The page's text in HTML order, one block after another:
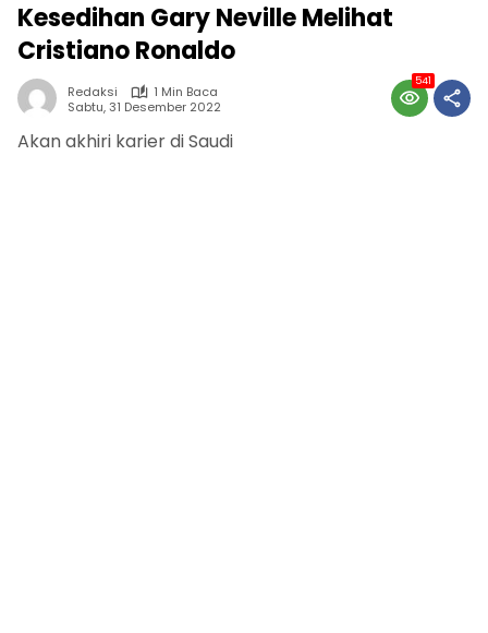
Kesedihan Gary Neville Melihat
Cristiano Ronaldo
Redaksi
1 Min Baca
Sabtu, 31 Desember 2022
541
Akan akhiri karier di Saudi